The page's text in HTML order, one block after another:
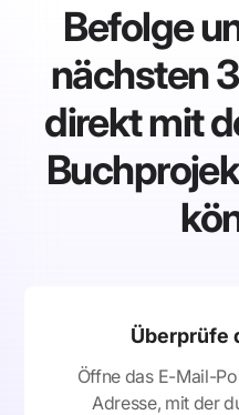
Befolge
nächsten
direkt mit
Überprüfe
Öffne das E-Mail-
Adresse, mit der